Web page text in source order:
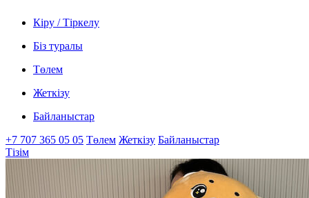
Кіру / Тіркелу
Біз туралы
Төлем
Жеткізу
Байланыстар
+7 707 365 05 05 Төлем Жеткізу Байланыстар
Тізім